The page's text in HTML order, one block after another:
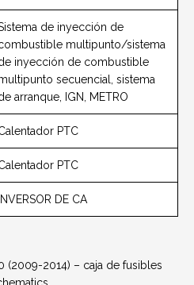
de inyección de
multipunto/sistema
inyección de combustible
secuencial, sistema
arranque, IGN, METRO
PTC
PTC
DE CA
(2009-2014) – caja de fusibles